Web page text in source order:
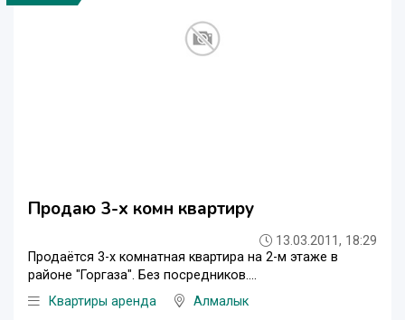
Продаю 3-х комн квартиру
13.03.2011, 18:29
Продаётся 3-х комнатная квартира на 2-м этаже в
районе "Горгаза". Без посредников....
Квартиры аренда
Алмалык